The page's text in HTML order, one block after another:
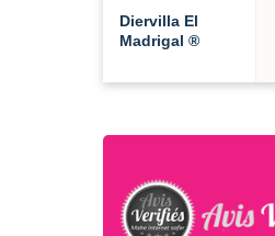
Diervilla El
Madrigal ®